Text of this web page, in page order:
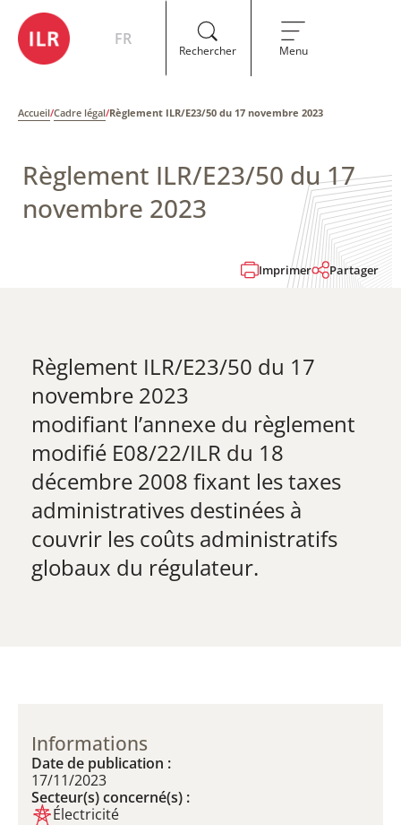
FR
Rechercher Menu
Accueil/Cadre légal/Règlement ILR/E23/50 du 17 novembre 2023
Règlement ILR/E23/50 du 17
novembre 2023
Imprimer Partager
Règlement ILR/E23/50 du 17
novembre 2023
​modifiant l’annexe du règlement
modifié E08/22/ILR du 18
décembre 2008 fixant les taxes
administratives destinées à
couvrir les coûts administratifs
globaux du régulateur.
Informations
Date de publication :
17/11/2023
Secteur(s) concerné(s) :
Électricité